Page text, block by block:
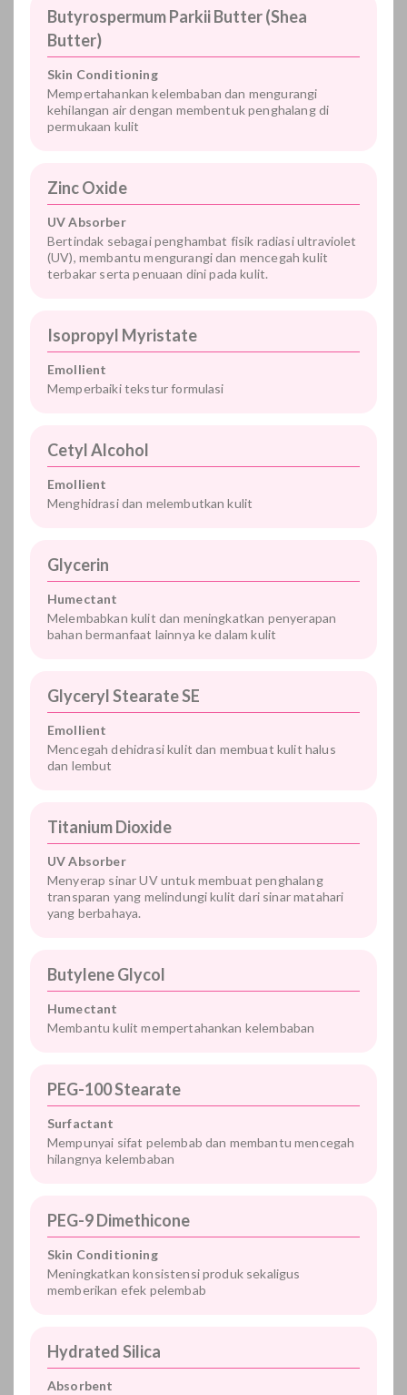
Butyrospermum Parkii Butter (Shea
Butter)
Skin Conditioning
Mempertahankan kelembaban dan mengurangi
kehilangan air dengan membentuk penghalang di
permukaan kulit
Zinc Oxide
UV Absorber
Bertindak sebagai penghambat fisik radiasi ultraviolet
(UV), membantu mengurangi dan mencegah kulit
terbakar serta penuaan dini pada kulit.
Isopropyl Myristate
Emollient
Memperbaiki tekstur formulasi
Cetyl Alcohol
Emollient
Menghidrasi dan melembutkan kulit
Glycerin
Humectant
Melembabkan kulit dan meningkatkan penyerapan
bahan bermanfaat lainnya ke dalam kulit
Glyceryl Stearate SE
Emollient
Mencegah dehidrasi kulit dan membuat kulit halus
dan lembut
Titanium Dioxide
UV Absorber
Menyerap sinar UV untuk membuat penghalang
transparan yang melindungi kulit dari sinar matahari
yang berbahaya.
Butylene Glycol
Humectant
Membantu kulit mempertahankan kelembaban
PEG-100 Stearate
Surfactant
Mempunyai sifat pelembab dan membantu mencegah
hilangnya kelembaban
PEG-9 Dimethicone
Skin Conditioning
Meningkatkan konsistensi produk sekaligus
memberikan efek pelembab
Hydrated Silica
Absorbent